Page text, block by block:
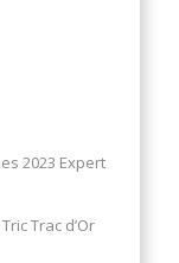
2023 Expert
Trac d’Or